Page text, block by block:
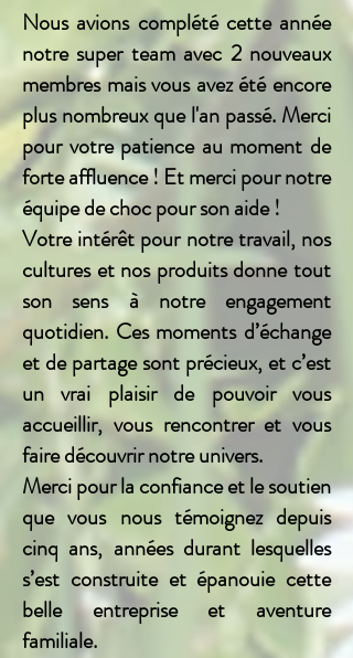
Nous avions complété cette année
notre super team avec 2 nouveaux
membres mais vous avez été encore
plus nombreux que l'an passé. Merci
pour votre patience au moment de
forte affluence ! Et merci pour notre
équipe de choc pour son aide !
Votre intérêt pour notre travail, nos
cultures et nos produits donne tout
son sens à notre engagement
quotidien. Ces moments d’échange
et de partage sont précieux, et c’est
un vrai plaisir de pouvoir vous
accueillir, vous rencontrer et vous
faire découvrir notre univers.
Merci pour la confiance et le soutien
que vous nous témoignez depuis
cinq ans, années durant lesquelles
s’est construite et épanouie cette
belle entreprise et aventure
familiale.